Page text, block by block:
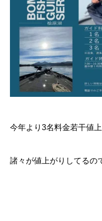
今年より3名料金若干値
諸々が値上がりしてるの